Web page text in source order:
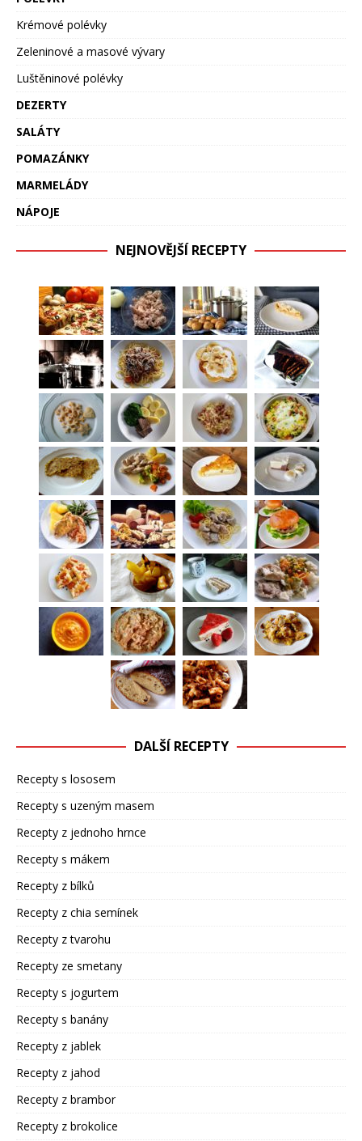
Krémové polévky
Zeleninové a masové vývary
Luštěninové polévky
DEZERTY
SALÁTY
POMAZÁNKY
MARMELÁDY
NÁPOJE
NEJNOVĚJŠÍ RECEPTY
DALŠÍ RECEPTY
Recepty s lososem
Recepty s uzeným masem
Recepty z jednoho hrnce
Recepty s mákem
Recepty z bílků
Recepty z chia semínek
Recepty z tvarohu
Recepty ze smetany
Recepty s jogurtem
Recepty s banány
Recepty z jablek
Recepty z jahod
Recepty z brambor
Recepty z brokolice